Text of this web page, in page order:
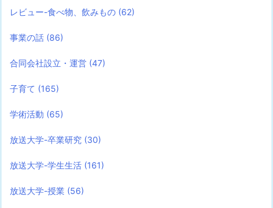
レビュー-食べ物、飲みもの (62)
事業の話 (86)
合同会社設立・運営 (47)
子育て (165)
学術活動 (65)
放送大学-卒業研究 (30)
放送大学-学生生活 (161)
放送大学-授業 (56)